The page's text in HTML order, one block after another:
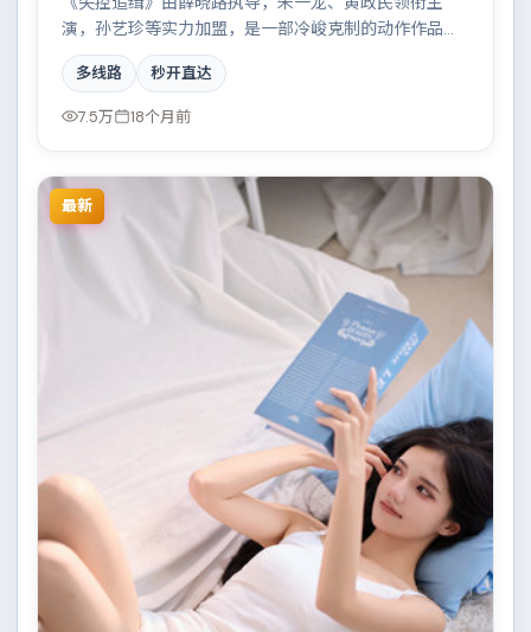
演，孙艺珍等实力加盟，是一部冷峻克制的动作作品。
故事主要发生在日本，一场看似偶然的事故牵出陈年秘
辛。影片在视听语言与叙事节奏上均有突破，适合喜欢
深度叙事的观众。
多线路 秒开直达
7.5万 18个月前
最新